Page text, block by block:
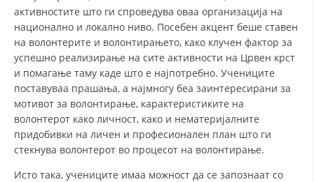
РАКОВОДЕН ОДБОР
СОБРАНИЕ
СТРУКТУРА И ОРГАНИЗАЦИОНА ПОСТАВЕНОСТ
ДИСЕМИНАЦИЈА
MЕЃУНАРОДНО ХУМАНИТАРНО ПРАВО
ПРОМОЦИЈА НА ХУМАНИ ВРЕДНОСТИ
УПОТРЕБА И ЗАШТИТА НА АМБЛЕМОТ
активностите што ги спроведува оваа организација на
национално и локално ниво. Посебен акцент беше ставен
на волонтерите и волонтирањето, како клучен фактор за
успешно реализирање на сите активности на Црвен крст
и помагање таму каде што е најпотребно. Учениците
поставуваа прашања, а најмногу беа заинтересирани за
мотивот за волонтирање, карактеристиките на
волонтерот како личност, како и нематеријалните
придобивки на личен и професионален план што ги
стекнува волонтерот во процесот на волонтирање.
Исто така, учениците имаа можност да се запознаат со